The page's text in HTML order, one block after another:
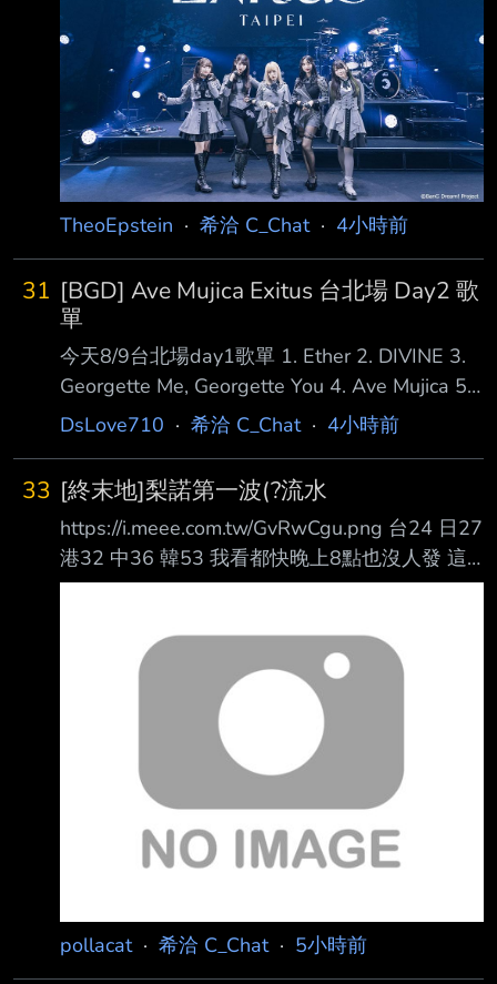
拍夢以居然是先從大長腿開始入鏡，一路從腳往
上拍。 普通攝影師這樣拍有點微妙，但掌鏡的
佐佐木小姐這樣拍就是神。 繼開頭的「ようこ
そave mujicaの世界へ」。 最後謝幕的時候，先
是五人謝幕，台下包括我在內大家都在喊「あり
がとう！」 李子轉頭看了每一個團員，每個人
都點頭，確認過眼神
TheoEpstein · 希洽 C_Chat· 4小時前
31 [BGD] Ave Mujica Exitus 台北場 Day2 歌
單
今天8/9台北場day1歌單 1. Ether 2. DIVINE 3.
Georgette Me, Georgette You 4. Ave Mujica 5.
神さま、バカ 6. 八芒星ダンス 7. 黒のバースデ
Air 11. 天球(そら)のMúsica 12. Mas?uerade
Rhapsody Re?uest 13. 顔 14. Sophie 15. ‘S/’
The Way 16. KiLL
DsLove710 · 希洽 C_Chat· 4小時前
33 [終末地]梨諾第一波(?流水
https://i.meee.com.tw/GvRwCgu.png 台24 日27
港32 中36 韓53 我看都快晚上8點也沒人發 這
次應該沒有太早吧 --
pollacat· 希洽 C_Chat· 5小時前